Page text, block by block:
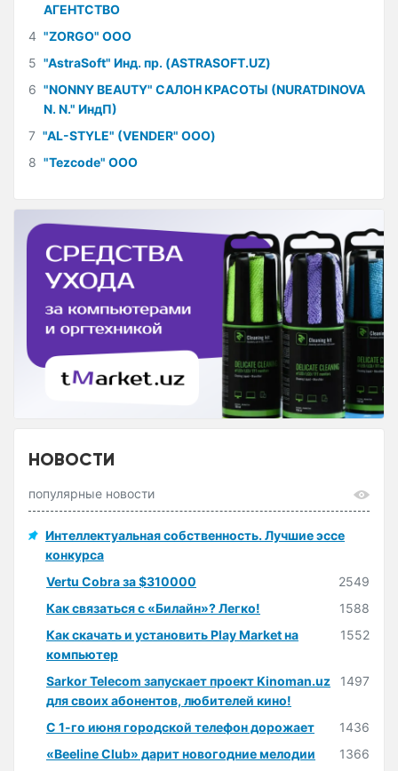
АГЕНТСТВО
4 "ZORGO" ООО
5 "AstraSoft" Инд. пр. (ASTRASOFT.UZ)
6 "NONNY BEAUTY" САЛОН КРАСОТЫ (NURATDINOVA
N. N." ИндП)
7 "AL-STYLE" (VENDER" ООО)
8 "Tezcode" ООО
НОВОСТИ
популярные новости
Интеллектуальная собственность. Лучшие эссе
конкурса
Vertu Cobra за $310000
2549
Как связаться с «Билайн»? Легко!
1588
Как скачать и установить Play Market на
компьютер
1552
Sarkor Telecom запускает проект Kinoman.uz
для своих абонентов, любителей кино!
1497
С 1-го июня городской телефон дорожает
1436
«Beeline Club» дарит новогодние мелодии
1366